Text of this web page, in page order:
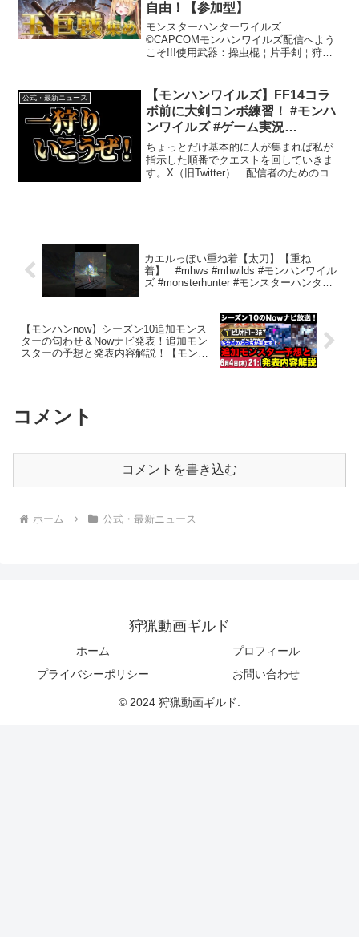
自由！【参加型】
モンスターハンターワイルズ
©CAPCOMモンハンワイルズ配信へよう
こそ!!!使用武器：操虫棍￤片手剣￤狩猟
ントは禁止とします！！！！これらのコ
メントは基本的にひろ...
公式・最新ニュース
【モンハンワイルズ】FF14コラ
ボ前に大剣コンボ練習！ #モンハ
ンワイルズ #ゲーム実況
#MHWilds
ちょっとだけ基本的に人が集まれば私が
指示した順番でクエストを回していきま
す。X（旧Twitter） 配信者のためのコメ
カエルっぽい重ね着【太刀】【重ね
着】 #mhws #mhwilds #モンハンワイル
ズ #monsterhunter #モンスターハンター
【モンハンnow】シーズン10追加モンス
ターの匂わせ＆Nowナビ発表！追加モン
スターの予想と発表内容解説！【モンス
コメント
コメントを書き込む
ホーム 公式・最新ニュース
狩猟動画ギルド
ホーム
プロフィール
プライバシーポリシー
お問い合わせ
© 2024 狩猟動画ギルド.